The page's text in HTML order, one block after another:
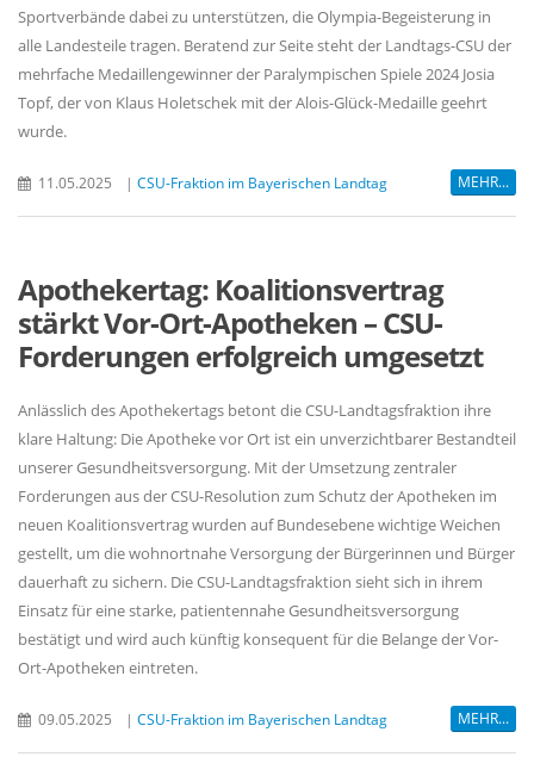
Sportverbände dabei zu unterstützen, die Olympia-Begeisterung in
alle Landesteile tragen. Beratend zur Seite steht der Landtags-CSU der
mehrfache Medaillengewinner der Paralympischen Spiele 2024 Josia
Topf, der von Klaus Holetschek mit der Alois-Glück-Medaille geehrt
wurde.
11.05.2025 | CSU-Fraktion im Bayerischen Landtag MEHR...
Apothekertag: Koalitionsvertrag
stärkt Vor-Ort-Apotheken – CSU-
Forderungen erfolgreich umgesetzt
Anlässlich des Apothekertags betont die CSU-Landtagsfraktion ihre
klare Haltung: Die Apotheke vor Ort ist ein unverzichtbarer Bestandteil
unserer Gesundheitsversorgung. Mit der Umsetzung zentraler
Forderungen aus der CSU-Resolution zum Schutz der Apotheken im
neuen Koalitionsvertrag wurden auf Bundesebene wichtige Weichen
gestellt, um die wohnortnahe Versorgung der Bürgerinnen und Bürger
dauerhaft zu sichern. Die CSU-Landtagsfraktion sieht sich in ihrem
Einsatz für eine starke, patientennahe Gesundheitsversorgung
bestätigt und wird auch künftig konsequent für die Belange der Vor-
Ort-Apotheken eintreten.
09.05.2025 | CSU-Fraktion im Bayerischen Landtag MEHR...